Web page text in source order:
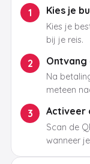
1 Kies je
Kies je
bij je reis.
2
Na
meteen
3 Activeer
Scan de
wanneer